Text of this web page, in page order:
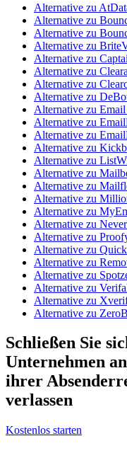
Alternative zu
Alternative zu
Alternative zu
Alternative zu
Alternative zu
Alternative zu
Alternative zu
Alternative zu
Alternative zu
Alternative zu
Alternative zu
Alternative zu
Alternative zu
Alternative zu
Alternative zu
Alternative zu
Alternative zu
Alternative zu
Alternative zu
Alternative zu
Alternative zu
Alternative zu
Alternative zu
Alternative zu
Alternative zu
Schließen Sie
Unternehmen
ihrer
verlassen
Kostenlos starten